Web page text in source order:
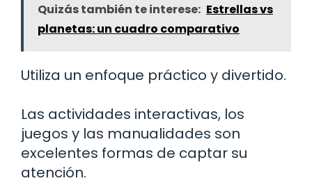
Quizás también te interese: Estrellas vs
planetas: un cuadro comparativo
Utiliza un enfoque práctico y divertido.
Las actividades interactivas, los
juegos y las manualidades son
excelentes formas de captar su
atención.